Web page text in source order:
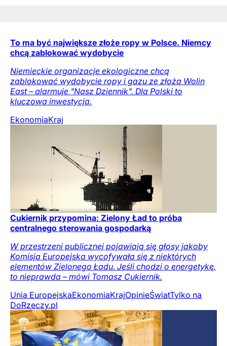
To ma być największe złoże ropy w Polsce. Niemcy
chcą zablokować wydobycie
Niemieckie organizacje ekologiczne chcą
zablokować wydobycie ropy i gazu ze złoża Wolin
East – alarmuje "Nasz Dziennik". Dla Polski to
kluczowa inwestycja.
EkonomiaKraj
Cukiernik przypomina: Zielony Ład to próba
centralnego sterowania gospodarką
W przestrzeni publicznej pojawiają się głosy jakoby
Komisja Europejska wycofywała się z niektórych
elementów Zielonego Ładu. Jeśli chodzi o energetykę,
to nieprawda – mówi Tomasz Cukiernik.
Unia EuropejskaEkonomiaKrajOpinieŚwiatTylko na
DoRzeczy.pl